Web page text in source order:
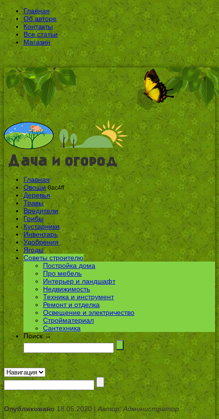
Главная
Об авторе
Контакты
Все статьи
Магазин
Главная
Овощи 0ac4ff
Деревья
Травы
Вредители
Грибы
Кустарники
Инвентарь
Удобрения
Ягоды
Советы строителю
Постройка дома
Про мебель
Интерьер и ландшафт
Недвижимость
Техника и инструмент
Ремонт и отделка
Освещение и электричество
Стройматериал
Сантехника
Поиск →
Опубликовано18.05.2020 |Автор: Администратор